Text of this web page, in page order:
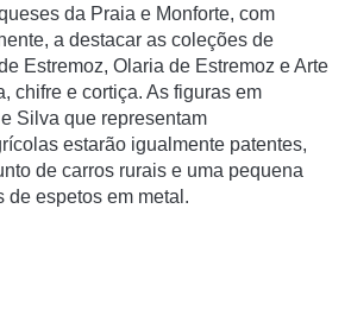
da Praia e Monforte, com
a destacar as coleções de
Estremoz, Olaria de Estremoz e Arte
chifre e cortiça. As figuras em
Silva que representam
estarão igualmente patentes,
de carros rurais e uma pequena
de espetos em metal.